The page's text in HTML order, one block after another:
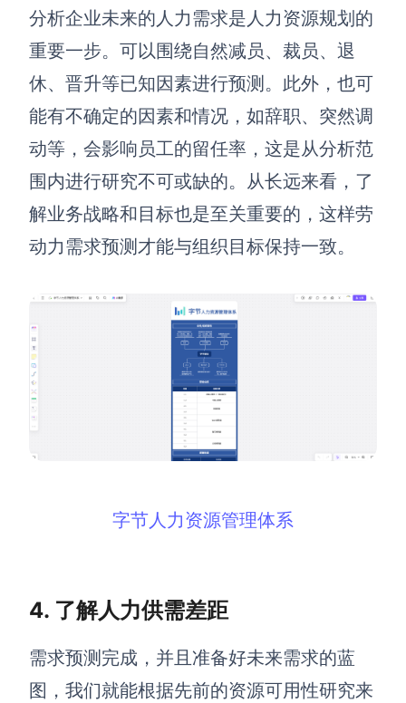
分析企业未来的人力需求是人力资源规划的
重要一步。可以围绕自然减员、裁员、退
休、晋升等已知因素进行预测。此外，也可
能有不确定的因素和情况，如辞职、突然调
动等，会影响员工的留任率，这是从分析范
围内进行研究不可或缺的。从长远来看，了
解业务战略和目标也是至关重要的，这样劳
动力需求预测才能与组织目标保持一致。
字节人力资源管理体系
4. 了解人力供需差距
需求预测完成，并且准备好未来需求的蓝
图，我们就能根据先前的资源可用性研究来